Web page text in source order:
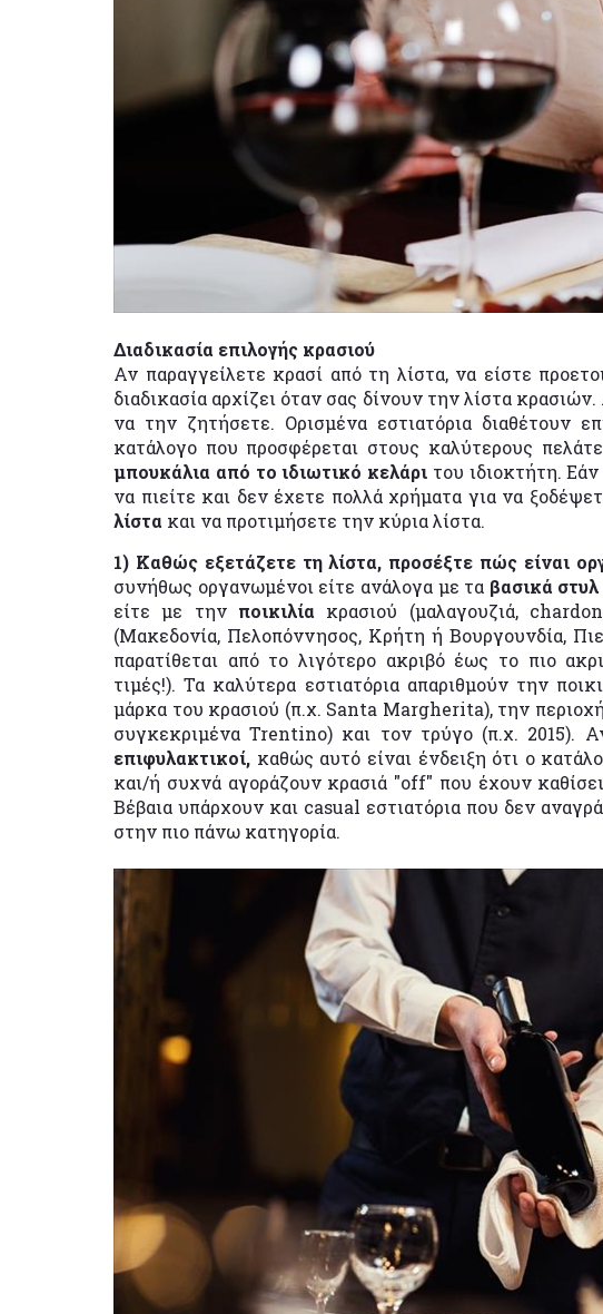
Διαδικασία επιλογής κρασιού
Αν παραγγείλετε κρασί από τη λίστα, να είστε
διαδικασία αρχίζει όταν σας δίνουν την λίστα
να την ζητήσετε. Ορισμένα εστιατόρια διαθέτουν
κατάλογο που προσφέρεται στους καλύτερους
μπουκάλια από το ιδιωτικό κελάρι του ιδιοκτήτη.
να πιείτε και δεν έχετε πολλά χρήματα για να
λίστα και να προτιμήσετε την κύρια λίστα.
1) Καθώς εξετάζετε τη λίστα, προσέξτε πώς είναι
συνήθως οργανωμένοι είτε ανάλογα με τα βασικά στυλ
είτε με την ποικιλία κρασιού (μαλαγουζιά,
(Μακεδονία, Πελοπόννησος, Κρήτη ή Βουργουνδία,
παρατίθεται από το λιγότερο ακριβό έως το πιο
τιμές!). Τα καλύτερα εστιατόρια απαριθμούν την
μάρκα του κρασιού (π.χ. Santa Margherita), την περιοχή
συγκεκριμένα Trentino) και τον τρύγο (π.χ. 2015).
επιφυλακτικοί, καθώς αυτό είναι ένδειξη ότι ο
και/ή συχνά αγοράζουν κρασιά "off" που έχουν
Βέβαια υπάρχουν και casual εστιατόρια που δεν
στην πιο πάνω κατηγορία.